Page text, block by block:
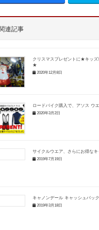
連記事
クリスマスプレゼントに★キッ
★
2020年12月8日
ロードバイク購入で、アソス ウ
2020年3月2日
サイクルウエア、さらにお得なキ
2019年7月19日
キャノンデール キャッシュバッ
2019年3月18日